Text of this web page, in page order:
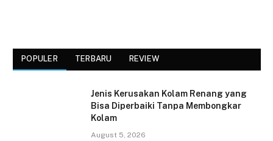
POPULER TERBARU REVIEW
Jenis Kerusakan Kolam Renang yang
Bisa Diperbaiki Tanpa Membongkar
Kolam
August 5, 2026